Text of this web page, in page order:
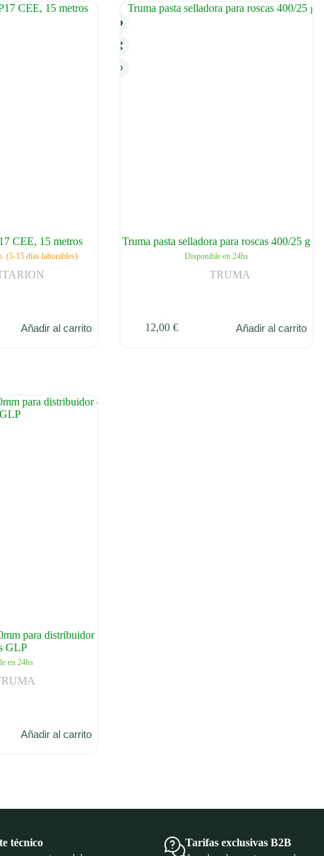
CEE, 15 metros
(5-15 días laborables)
Añadir al carrito
Truma pasta selladora para roscas 400/25 g
Disponible en 24hs
TRUMA
12,00 € Añadir al carrito
para distribuidor
GLP
en 24hs
Añadir al carrito
técnico Tarifas exclusivas B2B